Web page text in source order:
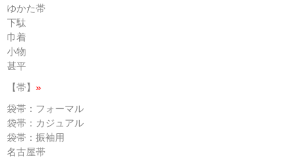
ゆかた帯
下駄
巾着
小物
甚平
【帯】 »
袋帯：フォーマル
袋帯：カジュアル
袋帯：振袖用
名古屋帯